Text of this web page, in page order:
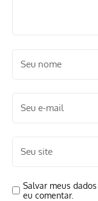
Salvar meus
eu comentar.